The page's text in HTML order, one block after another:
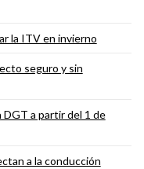
la ITV en invierno
seguro y sin
DGT a partir del 1 de
a la conducción